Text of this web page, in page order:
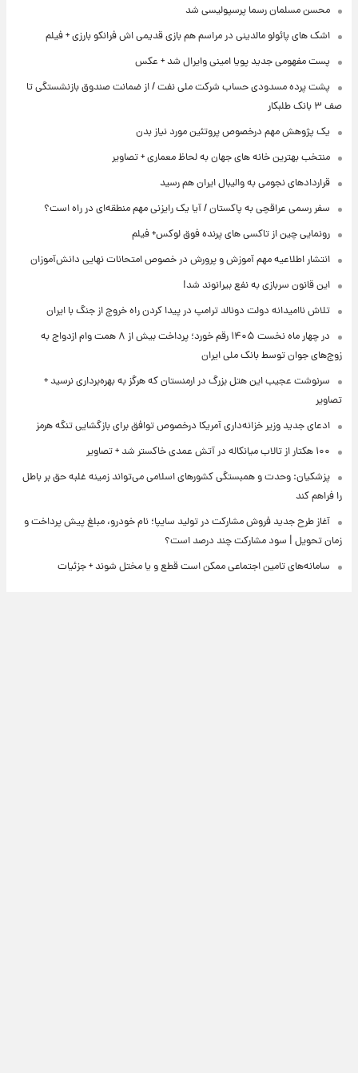
محسن مسلمان رسما پرسپولیسی شد
اشک های پائولو مالدینی در مراسم هم بازی قدیمی اش فرانکو بارزی + فیلم
پست مفهومی جدید پویا امینی وایرال شد + عکس
پشت پرده‌ مسدودی حساب شرکت ملی نفت / از ضمانت صندوق بازنشستگی تا
صف ۳ بانک طلبکار
یک پژوهش مهم درخصوص پروتئین مورد نیاز بدن
منتخب بهترین خانه های جهان به لحاظ معماری + تصاویر
قراردادهای نجومی به والیبال ایران هم رسید
سفر رسمی عراقچی به پاکستان / آیا یک رایزنی مهم منطقه‌ای در راه است؟
رونمایی چین از تاکسی های پرنده فوق لوکس+ فیلم
انتشار اطلاعیه مهم آموزش و پرورش در خصوص امتحانات نهایی دانش‌آموزان
این قانون سربازی به نفع بیرانوند شد!
تلاش ناامیدانه‌ دولت دونالد ترامپ در پیدا کردن راه خروج از جنگ با ایران
در چهار ماه نخست ۱۴۰۵ رقم خورد؛ پرداخت بیش از ۸ همت وام ازدواج به
زوج‌های جوان توسط بانک ملی ایران
سرنوشت عجیب این هتل بزرگ در ارمنستان که هرگز به بهره‌برداری نرسید +
تصاویر
ادعای جدید وزیر خزانه‌داری آمریکا درخصوص توافق برای بازگشایی تنگه هرمز
۱۰۰ هکتار از تالاب میانکاله در آتش عمدی خاکستر شد + تصاویر
پزشکیان: وحدت و همبستگی کشورهای اسلامی می‌تواند زمینه غلبه حق بر باطل
را فراهم کند
آغاز طرح جدید فروش مشارکت در تولید سایپا؛ نام خودرو، مبلغ پیش پرداخت و
زمان تحویل | سود مشارکت چند درصد است؟
سامانه‌های تامین اجتماعی ممکن است قطع و یا مختل شوند + جزئیات